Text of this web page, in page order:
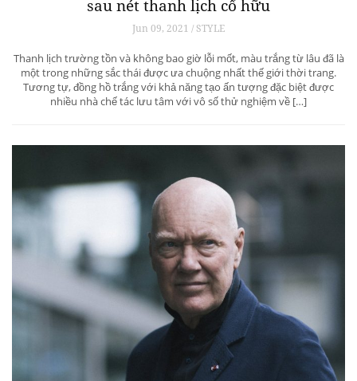
sau nét thanh lịch cố hữu
Jun 09, 2021 / STYLE
Thanh lịch trường tồn và không bao giờ lỗi mốt, màu trắng từ lâu đã là
một trong những sắc thái được ưa chuộng nhất thế giới thời trang.
Tương tự, đồng hồ trắng với khả năng tạo ấn tượng đặc biệt được
nhiều nhà chế tác lưu tâm với vô số thử nghiệm về […]